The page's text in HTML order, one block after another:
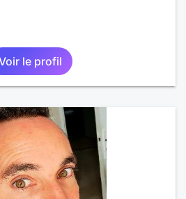
le profil